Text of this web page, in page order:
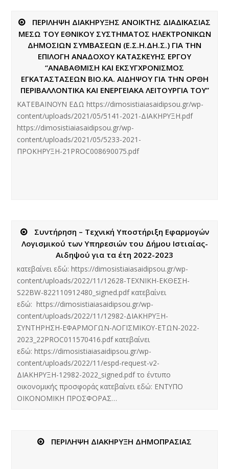
ΠΕΡΙΛΗΨΗ ΔΙΑΚΗΡΥΞΗΣ ΑΝΟΙΚΤΗΣ ΔΙΑΔΙΚΑΣΙΑΣ
ΜΕΣΩ ΤΟΥ ΕΘΝΙΚΟΥ ΣΥΣΤΗΜΑΤΟΣ ΗΛΕΚΤΡΟΝΙΚΩΝ
ΔΗΜΟΣΙΩΝ ΣΥΜΒΑΣΕΩΝ (Ε.Σ.Η.ΔΗ.Σ.) ΓΙΑ ΤΗΝ
ΕΠΙΛΟΓΗ ΑΝΑΔΟΧΟΥ ΚΑΤΑΣΚΕΥΗΣ ΕΡΓΟΥ
“ΑΝΑΒΑΘΜΙΣΗ ΚΑΙ ΕΚΣΥΓΧΡΟΝΙΣΜΟΣ
ΕΓΚΑΤΑΣΤΑΣΕΩΝ ΒΙΟ.ΚΑ. ΑΙΔΗΨΟΥ ΓΙΑ ΤΗΝ ΟΡΘΗ
ΠΕΡΙΒΑΛΛΟΝΤΙΚΑ ΚΑΙ ΕΝΕΡΓΕΙΑΚΑ ΛΕΙΤΟΥΡΓΙΑ ΤΟΥ”
ΚΑΤΕΒΑΙΝΟΥΝ ΕΔΩ https://dimosistiaiasaidipsou.gr/wp-
content/uploads/2021/05/5141-2021-ΔΙΑΚΗΡΥΞΗ.pdf
https://dimosistiaiasaidipsou.gr/wp-
content/uploads/2021/05/5233-2021-
ΠΡΟΚΗΡΥΞΗ-21PROC008690075.pdf
Συντήρηση – Τεχνική Υποστήριξη Εφαρμογών
Λογισμικού των Υπηρεσιών του Δήμου Ιστιαίας-
Αιδηψού για τα έτη 2022-2023
κατεβαίνει εδώ: https://dimosistiaiasaidipsou.gr/wp-
content/uploads/2022/11/12628-ΤΕΧΝΙΚΗ-ΕΚΘΕΣΗ-
S22BW-822110912480_signed.pdf κατεβαίνει
εδώ: https://dimosistiaiasaidipsou.gr/wp-
content/uploads/2022/11/12982-ΔΙΑΚΗΡΥΞΗ-
ΣΥΝΤΗΡΗΣΗ-ΕΦΑΡΜΟΓΩΝ-ΛΟΓΙΣΜΙΚΟΥ-ΕΤΩΝ-2022-
2023_22PROC011570416.pdf κατεβαίνει
εδώ: https://dimosistiaiasaidipsou.gr/wp-
content/uploads/2022/11/espd-request-v2-
ΔΙΑΚΗΡΥΞΗ-12982-2022_signed.pdf το έντυπο
οικονομικής προσφοράς κατεβαίνει εδώ: ΕΝΤΥΠΟ
ΟΙΚΟΝΟΜΙΚΗ ΠΡΟΣΦΟΡΑΣ…
ΠΕΡΙΛΗΨΗ ΔΙΑΚΗΡΥΞΗ ΔΗΜΟΠΡΑΣΙΑΣ